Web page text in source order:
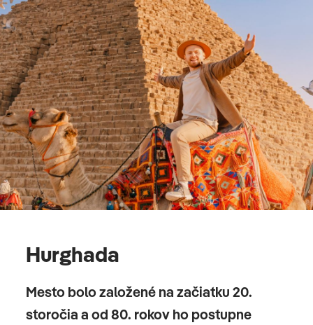
Hurghada
Mesto bolo založené na začiatku 20.
storočia a od 80. rokov ho postupne